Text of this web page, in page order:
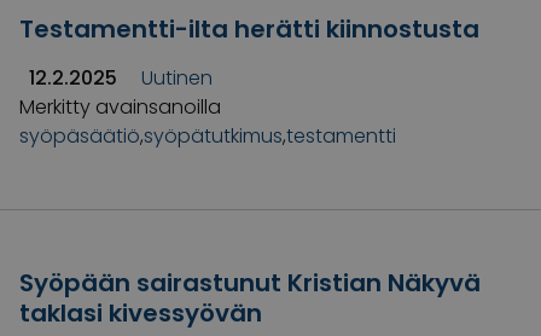
Testamentti-ilta herätti kiinnostusta
12.2.2025
Uutinen
Merkitty avainsanoilla
syöpäsäätiö,syöpätutkimus,testamentti
Syöpään sairastunut Kristian Näkyvä
taklasi kivessyövän